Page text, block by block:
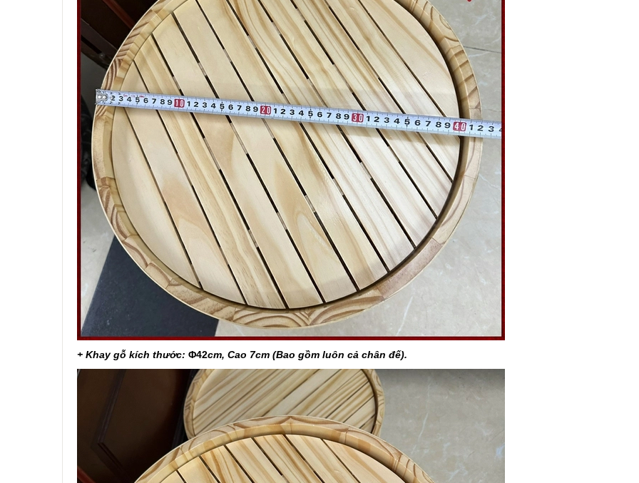
+ Khay gỗ kích thước: Φ42cm, Cao 7cm (Bao gồm luôn cả chân đế).